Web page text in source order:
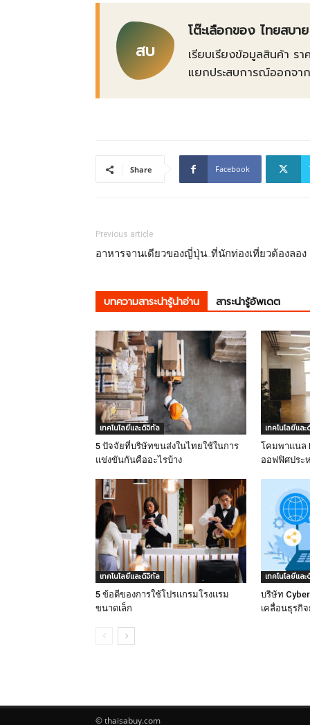
สบ
โต๊ะเลือกของ ไทยสบาย
เรียบเรียงข้อมูลสินค้า ร
แยกประสบการณ์ออกจาก
Share Facebook
Previous article
อาหารจานเดียวของญี่ปุ่น..ที่นักท่องเที่ยวต้องลอง
บทความสาระน่ารู้น่าอ่าน สาระน่ารู้อัพเดต
เทคโนโลยีและดิจิทัล
5 ปัจจัยที่บริษัทขนส่งในไทยใช้ในการ
แข่งขันกันคืออะไรบ้าง
เทคโนโลยีแล
โคมพาแนล
ออฟฟิศประ
เทคโนโลยีและดิจิทัล
5 ข้อดีของการใช้โปรแกรมโรงแรม
ขนาดเล็ก
เทคโนโลยีแล
บริษัท
เคลื่อนธุรกิ
© thaisabuy.com